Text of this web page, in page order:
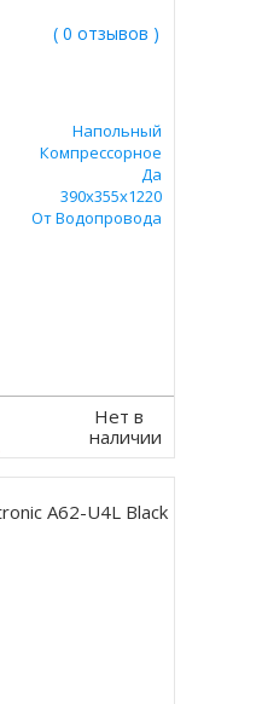
( 0 отзывов )
Напольный
Компрессорное
Да
390x355x1220
От Водопровода
Нет в
наличии